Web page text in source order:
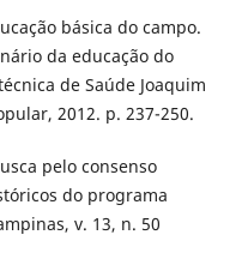
básica do campo.
da educação do
de Saúde Joaquim
2012. p. 237-250.
pelo consenso
do programa
v. 13, n. 50